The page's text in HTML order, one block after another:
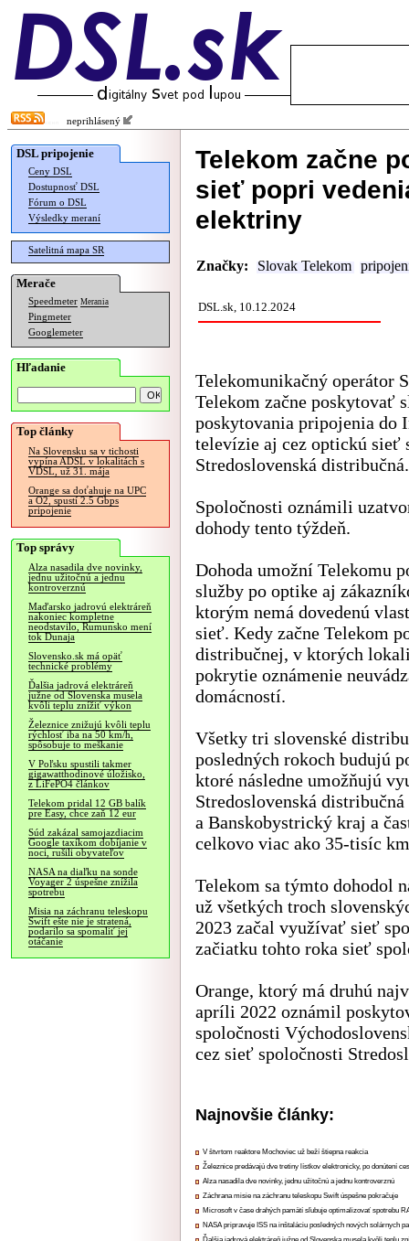
neprihlásený
DSL pripojenie
Ceny DSL
Dostupnosť DSL
Fórum o DSL
Výsledky meraní
Satelitná mapa SR
Merače
Speedmeter Merania
Pingmeter
Googlemeter
Hľadanie
Top články
Na Slovensku sa v tichosti
vypína ADSL v lokalitách s
VDSL, už 31. mája
Orange sa doťahuje na UPC
a O2, spustí 2.5 Gbps
pripojenie
Top správy
Alza nasadila dve novinky,
jednu užitočnú a jednu
kontroverznú
Maďarsko jadrovú elektráreň
nakoniec kompletne
neodstavilo, Rumunsko mení
tok Dunaja
Slovensko.sk má opäť
technické problémy
Ďalšia jadrová elektráreň
južne od Slovenska musela
kvôli teplu znížiť výkon
Železnice znižujú kvôli teplu
rýchlosť iba na 50 km/h,
spôsobuje to meškanie
V Poľsku spustili takmer
gigawatthodinové úložisko,
z LiFePO4 článkov
Telekom pridal 12 GB balík
pre Easy, chce zaň 12 eur
Súd zakázal samojazdiacim
Google taxíkom dobíjanie v
noci, rušili obyvateľov
NASA na diaľku na sonde
Voyager 2 úspešne znížila
spotrebu
Misia na záchranu teleskopu
Swift ešte nie je stratená,
podarilo sa spomaliť jej
otáčanie
Telekom začne
sieť popri
elektriny
Značky: Slovak Telekom
DSL.sk, 10.12.2024
Telekomunikačný operátor
Telekom začne poskytovať
poskytovania pripojenia do
televízie aj cez optickú sieť
Stredoslovenská distribučná.
Spoločnosti oznámili
dohody tento týždeň.
Dohoda umožní Telekomu
služby po optike aj
ktorým nemá dovedenú
sieť. Kedy začne Telekom
distribučnej, v ktorých
pokrytie oznámenie
domácností.
Všetky tri slovenské
posledných rokoch budujú
ktoré následne umožňujú
Stredoslovenská
a Banskobystrický kraj a
celkovo viac ako 35-tisíc
Telekom sa týmto dohodol
už všetkých troch
2023 začal využívať sieť
začiatku tohto roka sieť
Orange, ktorý má druhú
apríli 2022 oznámil
spoločnosti
cez sieť spoločnosti
Najnovšie články:
V štvrtom reaktore Mochoviec už beží štiepna reakcia
Železnice predávajú dve tretiny lístkov elektronicky, po donútení
Alza nasadila dve novinky, jednu užitočnú a jednu kontroverznú
Záchrana misie na záchranu teleskopu Swift úspešne pokračuje
Microsoft v čase drahých pamätí sľubuje optimalizovať spotrebu
NASA pripravuje ISS na inštaláciu posledných nových solárnych